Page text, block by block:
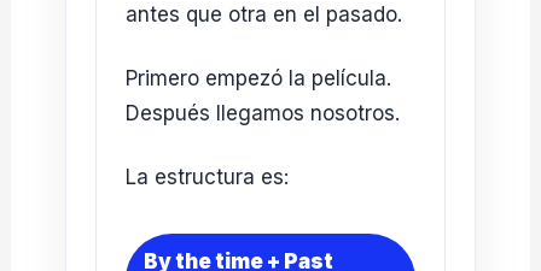
antes que otra en el pasado.
Primero empezó la película.
Después llegamos nosotros.
La estructura es:
By the time + Past